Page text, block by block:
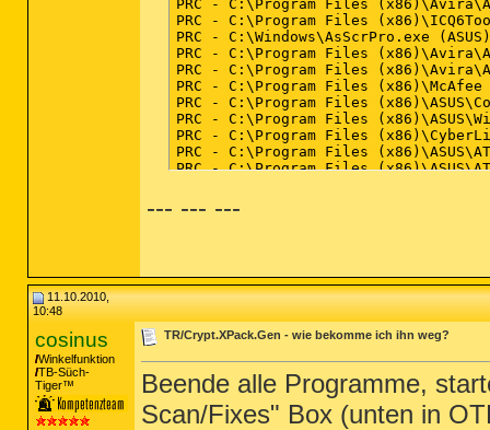
htmlfile [edit] -- "C:\Program Files
htmlfile [print] -- "C:\Program Files
inffile [install] --
InternetShortcut [open] --
InternetShortcut [print] --
piffile [open] -- "%1" %*
regfile [merge] -- Reg Error: Key
scrfile [config] -- "%1"
scrfile [install] -- rundll32.exe
scrfile [open] -- "%1" /S
Directory [cmd] -- cmd.exe /s /k
Drive [find] --
========== Security Center Settings
64bit:
"cval" = 1
"AutoUpdateDisableNotify" = 1
64bit:
PRC - C:\Program Files
PRC - C:\Program Files
PRC - C:\Windows\AsScrPro.exe (ASUS)
PRC - C:\Program Files
PRC - C:\Program Files
PRC - C:\Program Files
PRC - C:\Program Files
PRC - C:\Program Files
PRC - C:\Program Files
PRC - C:\Program Files
PRC - C:\Program Files
PRC - C:\Program Files
PRC - C:\Program Files
PRC - C:\Program Files
PRC - C:\Program
========== Modules (SafeList)
MOD - C:\Users\Steffi\Desktop\
--- --- ---
11.10.2010,
10:48
cosinus
Winkelfunktion
TB-Süch-
Tiger™
TR/Crypt.XPack.Gen - wie bekomme ich ihn weg?
Beende alle Programme,
Scan/Fixes" Box (unten in